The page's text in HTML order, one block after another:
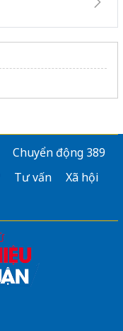
Chuyển động 389
Tư vấn
Xã hội